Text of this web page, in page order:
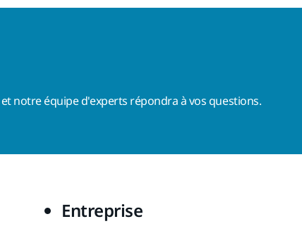
et notre équipe d'experts répondra à vos questions.
Entreprise